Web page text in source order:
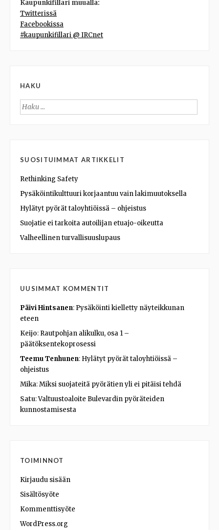
Kaupunkifillari muualla:
Twitterissä
Facebookissa
#kaupunkifillari @ IRCnet
HAKU
Haku:
SUOSITUIMMAT ARTIKKELIT
Rethinking Safety
Pysäköintikulttuuri korjaantuu vain lakimuutoksella
Hylätyt pyörät taloyhtiöissä – ohjeistus
Suojatie ei tarkoita autoilijan etuajo-oikeutta
Valheellinen turvallisuuslupaus
UUSIMMAT KOMMENTIT
Päivi Hintsanen: Pysäköinti kielletty näyteikkunan
eteen
Keijo: Rautpohjan alikulku, osa 1 –
päätöksentekoprosessi
Teemu Tenhunen: Hylätyt pyörät taloyhtiöissä –
ohjeistus
Mika:Miksi suojateitä pyörätien yli ei pitäisi tehdä
Satu:Valtuustoaloite Bulevardin pyöräteiden
kunnostamisesta
TOIMINNOT
Kirjaudu sisään
Sisältösyöte
Kommenttisyöte
WordPress.org